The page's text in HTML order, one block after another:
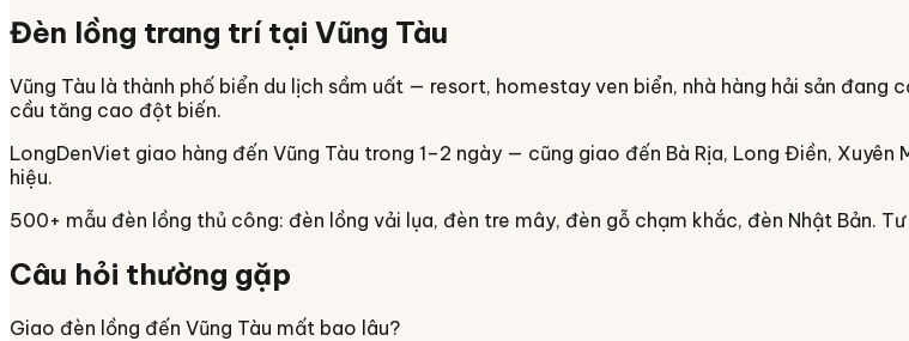
Đèn lồng trang trí tại Vũng Tàu
Vũng Tàu là thành phố biển du lịch sầm uất — resort, homestay ven biển, nhà hàng hải sản đang
cầu tăng cao đột biến.
LongDenViet giao hàng đến Vũng Tàu trong 1–2 ngày — cũng giao đến Bà Rịa, Long Điền, Xuyên
hiệu.
500+ mẫu đèn lồng thủ công: đèn lồng vải lụa, đèn tre mây, đèn gỗ chạm khắc, đèn Nhật Bản.
Câu hỏi thường gặp
Giao đèn lồng đến Vũng Tàu mất bao lâu?